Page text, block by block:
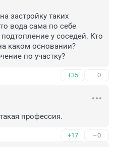
застройку таких
вода сама по себе
у соседей. Кто
каком основании?
по участку?
+35 –0
профессия.
+17 –0